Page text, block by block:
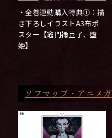
・全巻連動購入特典①：描
き下ろしイラストA3布ポ
スター【竈門禰󠄀豆子、堕
姫】
ソフマップ・アニメガ